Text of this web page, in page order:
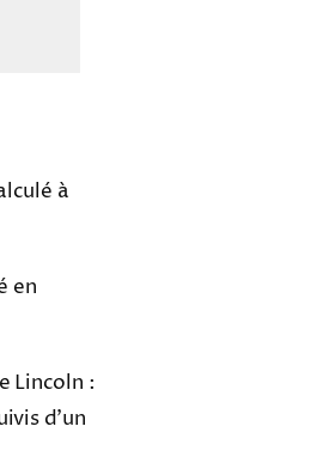
à
en
Lincoln :
d’un